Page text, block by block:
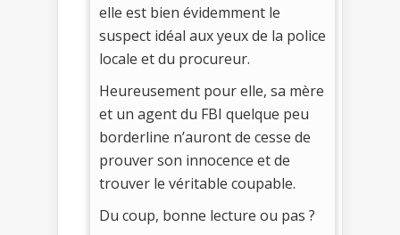
elle est bien évidemment le
suspect idéal aux yeux de la police
locale et du procureur.
Heureusement pour elle, sa mère
et un agent du FBI quelque peu
borderline n’auront de cesse de
prouver son innocence et de
trouver le véritable coupable.
Du coup, bonne lecture ou pas ?